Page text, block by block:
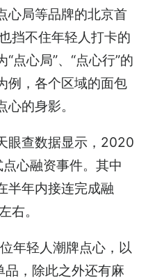
心局等品牌的北京首
挡不住年轻人打卡的
点心局”、“点心行”的
例，各个区域的面包
的身影。
眼查数据显示，2020
心融资事件。其中
半年内接连完成融
右。
年轻人潮牌点心，以
，除此之外还有麻